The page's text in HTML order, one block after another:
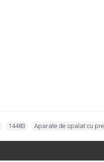
14483 Aparate de spalat cu